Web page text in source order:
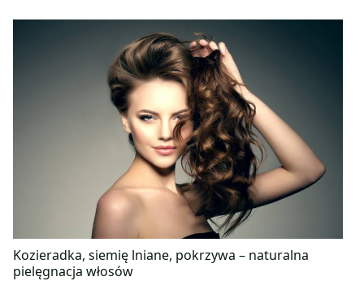
Kozieradka, siemię lniane, pokrzywa – naturalna
pielęgnacja włosów